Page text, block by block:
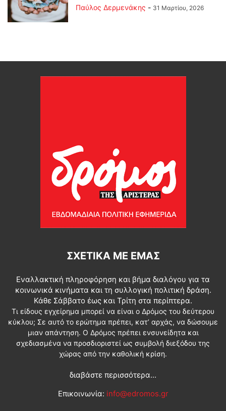
Παύλος Δερμενάκης - 31 Μαρτίου, 2026
ΣΧΕΤΙΚΆ ΜΕ ΕΜΆΣ
Εναλλακτική πληροφόρηση και βήμα διαλόγου για τα
κοινωνικά κινήματα και τη συλλογική πολιτική δράση.
Κάθε Σάββατο έως και Τρίτη στα περίπτερα.
Τι είδους εγχείρημα μπορεί να είναι ο Δρόμος του δεύτερου
κύκλου; Σε αυτό το ερώτημα πρέπει, κατ’ αρχάς, να δώσουμε
μιαν απάντηση. Ο Δρόμος πρέπει ενσυνείδητα και
σχεδιασμένα να προσδιοριστεί ως συμβολή διεξόδου της
χώρας από την καθολική κρίση.
διαβάστε περισσότερα...
Επικοινωνία: info@edromos.gr